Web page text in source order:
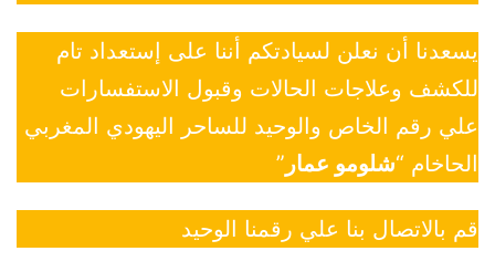
يسعدنا أن نعلن لسيادتكم أننا على إستعداد تام
للكشف وعلاجات الحالات وقبول الاستفسارات
علي رقم الخاص والوحيد للساحر اليهودي المغربي
الحاخام “شلومو عمار ”
قم بالاتصال بنا علي رقمنا الوحيد